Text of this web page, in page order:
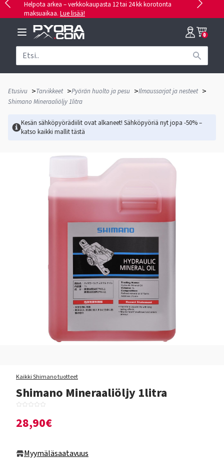
Helpota arkea – verkkokaupasta 12 tai 24 kk korotonta
maksuaikaa. Lue lisää!
0
Etusivu >Tarvikkeet >Pyörän huolto ja pesu >Ilmaussarjat ja nesteet >
Shimano Mineraaliöljy 1litra
Kesän sähköpyörädiilit ovat alkaneet! Sähköpyöriä nyt jopa -50% –
katso kaikki mallittästä
Kaikki Shimano tuotteet
Shimano Mineraaliöljy 1litra
28,90€
Myymäläsaatavuus